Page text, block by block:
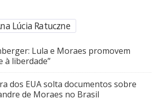
Lúcia Ratuczne
Lula e Moraes promovem
à liberdade”
dos EUA solta documentos sobre
de Moraes no Brasil